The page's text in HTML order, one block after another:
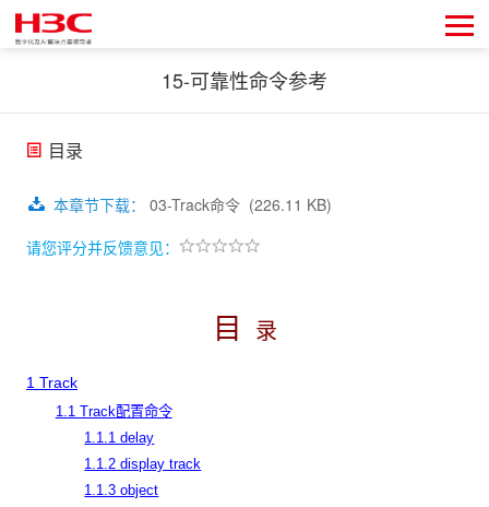
15-可靠性命令参考
目录
本章节下载： 03-Track命令 (226.11 KB)
请您评分并反馈意见：
目 录
1 Track
1.1 Track配置命令
1.1.1 delay
1.1.2 display track
1.1.3 object